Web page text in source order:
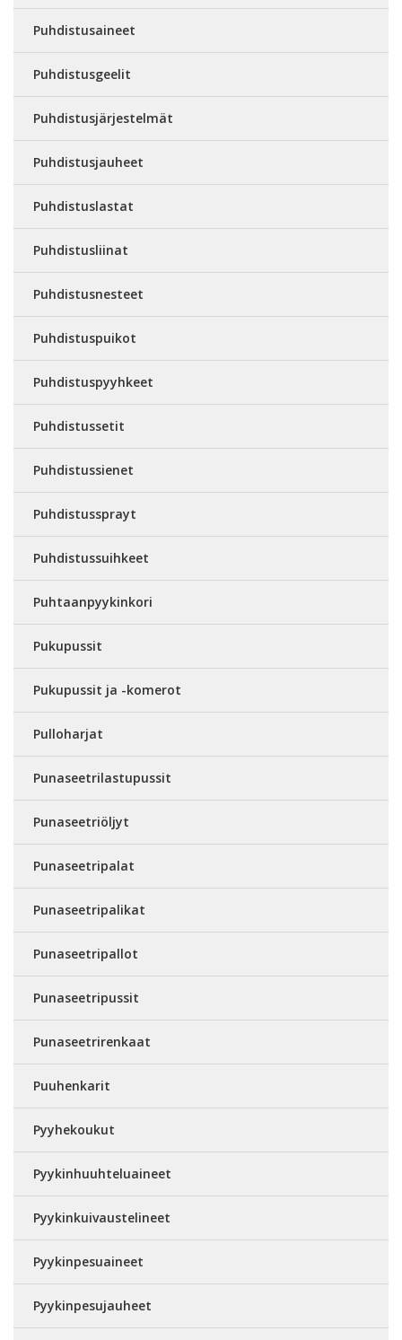
Puhdistusaineet
Puhdistusgeelit
Puhdistusjärjestelmät
Puhdistusjauheet
Puhdistuslastat
Puhdistusliinat
Puhdistusnesteet
Puhdistuspuikot
Puhdistuspyyhkeet
Puhdistussetit
Puhdistussienet
Puhdistussprayt
Puhdistussuihkeet
Puhtaanpyykinkori
Pukupussit
Pukupussit ja -komerot
Pulloharjat
Punaseetrilastupussit
Punaseetriöljyt
Punaseetripalat
Punaseetripalikat
Punaseetripallot
Punaseetripussit
Punaseetrirenkaat
Puuhenkarit
Pyyhekoukut
Pyykinhuuhteluaineet
Pyykinkuivaustelineet
Pyykinpesuaineet
Pyykinpesujauheet